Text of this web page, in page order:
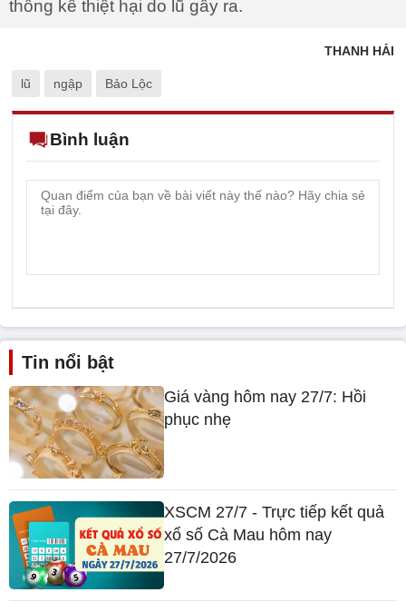
thống kê thiệt hại do lũ gây ra.
THANH HẢI
lũ ngập Bảo Lộc
Bình luận
Tin nổi bật
Giá vàng hôm nay 27/7: Hồi
phục nhẹ
XSCM 27/7 - Trực tiếp kết quả
xổ số Cà Mau hôm nay
27/7/2026